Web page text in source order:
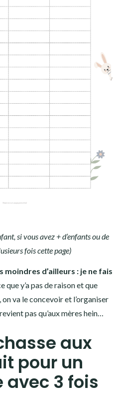
si vous avez + d’enfants ou de
fois cette page)
d’ailleurs : je ne fais
que y’a pas de raison et que
va le concevoir et l’organiser
pas qu’aux mères hein…
aux
pour un
avec 3 fois